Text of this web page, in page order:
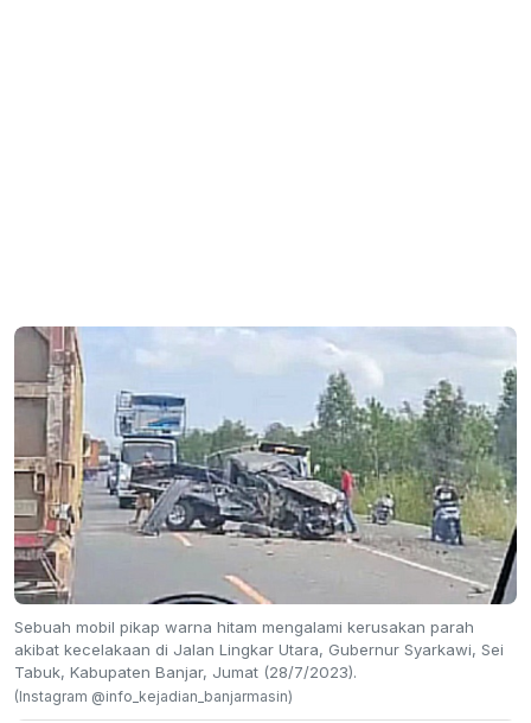
Sebuah mobil pikap warna hitam mengalami kerusakan parah
akibat kecelakaan di Jalan Lingkar Utara, Gubernur Syarkawi, Sei
Tabuk, Kabupaten Banjar, Jumat (28/7/2023).
(Instagram @info_kejadian_banjarmasin)